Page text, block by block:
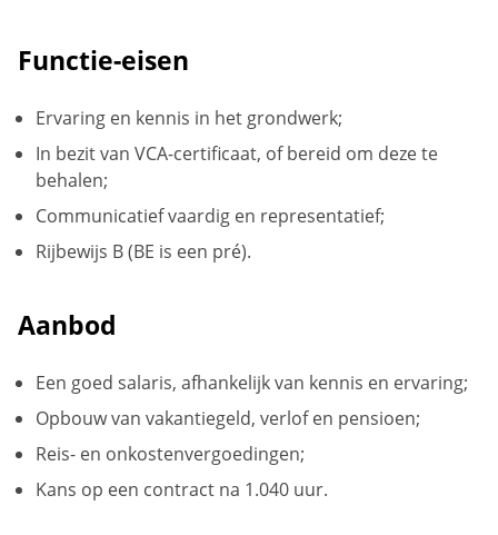
Functie-eisen
Ervaring en kennis in het grondwerk;
In bezit van VCA-certificaat, of bereid om deze te
behalen;
Communicatief vaardig en representatief;
Rijbewijs B (BE is een pré).
Aanbod
Een goed salaris, afhankelijk van kennis en ervaring;
Opbouw van vakantiegeld, verlof en pensioen;
Reis- en onkostenvergoedingen;
Kans op een contract na 1.040 uur.